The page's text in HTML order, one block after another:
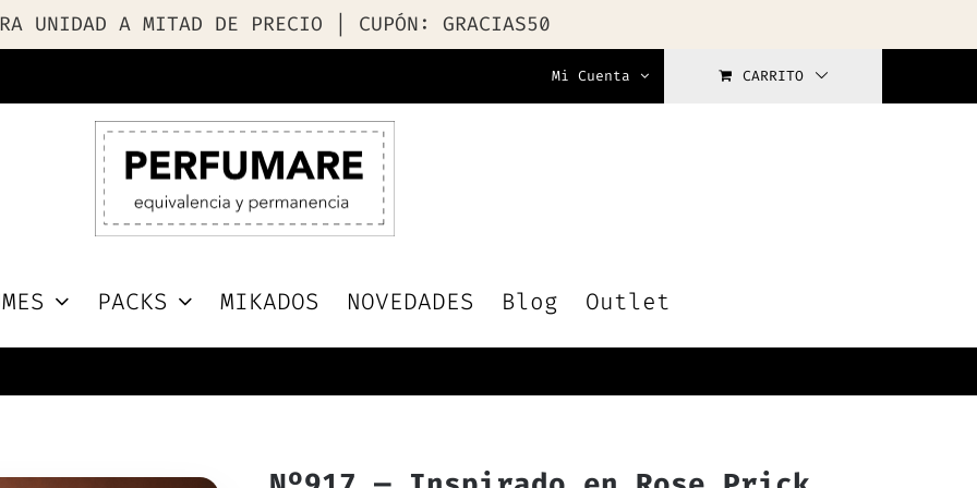
UNIDAD A MITAD DE PRECIO | CUPÓN: GRACIAS50
Mi Cuenta CARRITO
PACKS MIKADOS NOVEDADES Blog Outlet